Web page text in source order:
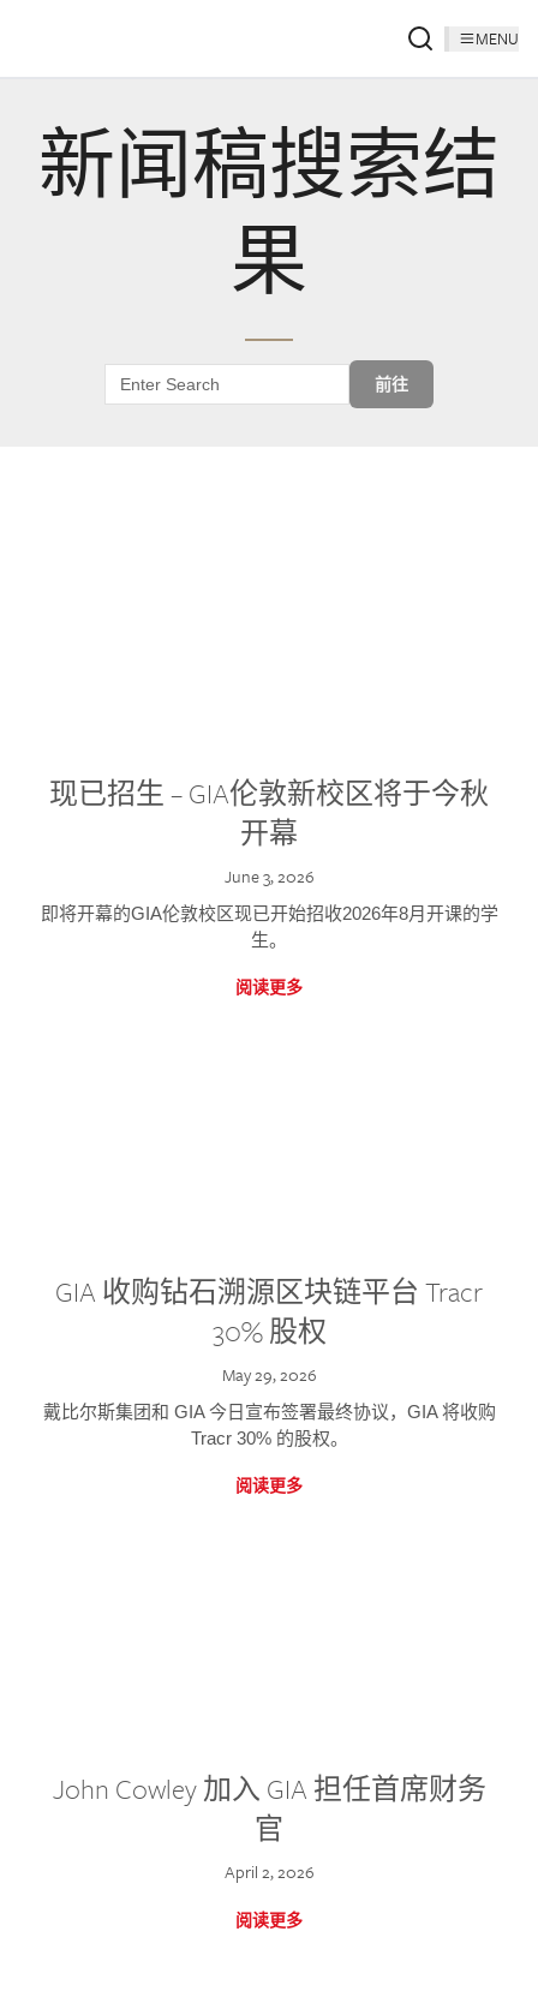
MENU
新闻稿搜索结
果
前往
现已招生 – GIA伦敦新校区将于今秋
开幕
June 3, 2026
即将开幕的GIA伦敦校区现已开始招收2026年8月开课的学
生。
阅读更多
GIA 收购钻石溯源区块链平台 Tracr
30% 股权
May 29, 2026
戴比尔斯集团和 GIA 今日宣布签署最终协议，GIA 将收购
Tracr 30% 的股权。
阅读更多
John Cowley 加入 GIA 担任首席财务
官
April 2, 2026
阅读更多